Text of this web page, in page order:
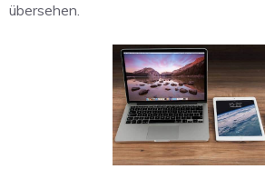
übersehen.